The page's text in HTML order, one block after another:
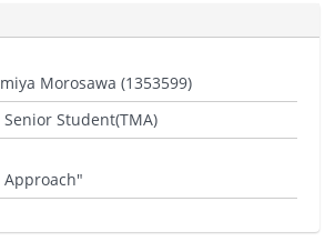
Morosawa (1353599)
Senior Student(TMA)
Approach"